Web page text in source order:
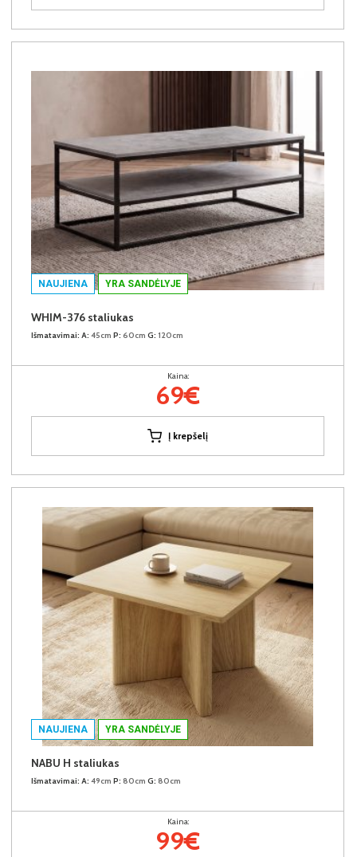
NAUJIENA YRA SANDĖLYJE
WHIM-376 staliukas
Išmatavimai: A: 45cm P: 60cm G: 120cm
Kaina:
69€
Į krepšelį
NAUJIENA YRA SANDĖLYJE
NABU H staliukas
Išmatavimai: A: 49cm P: 80cm G: 80cm
Kaina:
99€